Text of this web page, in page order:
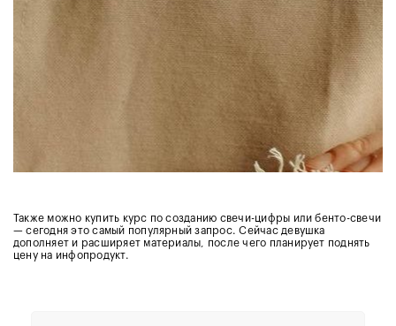
Также можно купить курс по созданию свечи-цифры или бенто-свечи
— сегодня это самый популярный запрос. Сейчас девушка
дополняет и расширяет материалы, после чего планирует поднять
цену на инфопродукт.